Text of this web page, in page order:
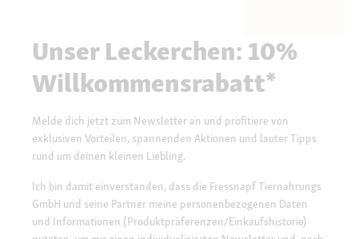
Unser Leckerchen: 10%
Willkommensrabatt*
Melde dich jetzt zum Newsletter an und profitiere von
exklusiven Vorteilen, spannenden Aktionen und lauter Tipps
rund um deinen kleinen Liebling.
Ich bin damit einverstanden, dass die Fressnapf Tiernahrungs
GmbH und seine Partner meine personenbezogenen Daten
und Informationen (Produktpräferenzen/Einkaufshistorie)